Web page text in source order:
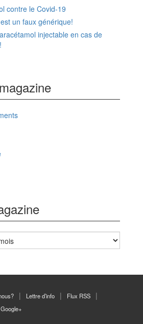
contre le Covid-19
un faux générique!
injectable en cas de
Lettre d’info
Flux RSS
Google+